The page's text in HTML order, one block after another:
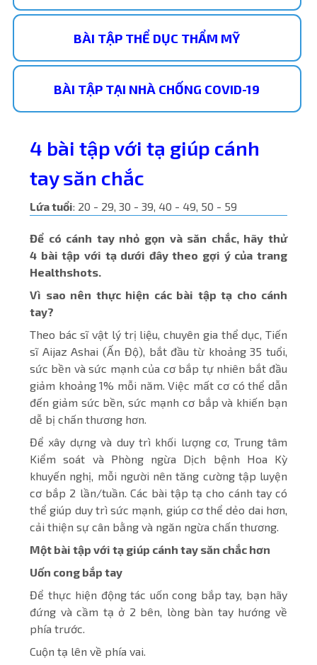
BÀI TẬP THỂ DỤC THẨM MỸ
BÀI TẬP TẠI NHÀ CHỐNG COVID-19
4 bài tập với tạ giúp cánh
tay săn chắc
Lứa tuổi: 20 - 29, 30 - 39, 40 - 49, 50 - 59
Để có cánh tay nhỏ gọn và săn chắc, hãy thử
4 bài tập với tạ dưới đây theo gợi ý của trang
Healthshots.
Vì sao nên thực hiện các bài tập tạ cho cánh
tay?
Theo bác sĩ vật lý trị liệu, chuyên gia thể dục, Tiến
sĩ Aijaz Ashai (Ấn Độ), bắt đầu từ khoảng 35 tuổi,
sức bền và sức mạnh của cơ bắp tự nhiên bắt đầu
giảm khoảng 1% mỗi năm. Việc mất cơ có thể dẫn
đến giảm sức bền, sức mạnh cơ bắp và khiến bạn
dễ bị chấn thương hơn.
Để xây dựng và duy trì khối lượng cơ, Trung tâm
Kiểm soát và Phòng ngừa Dịch bệnh Hoa Kỳ
khuyến nghị, mỗi người nên tăng cường tập luyện
cơ bắp 2 lần/tuần. Các bài tập tạ cho cánh tay có
thể giúp duy trì sức mạnh, giúp cơ thể dẻo dai hơn,
cải thiện sự cân bằng và ngăn ngừa chấn thương.
Một bài tập với tạ giúp cánh tay săn chắc hơn
Uốn cong bắp tay
Để thực hiện động tác uốn cong bắp tay, bạn hãy
đứng và cầm tạ ở 2 bên, lòng bàn tay hướng về
phía trước.
Cuộn tạ lên về phía vai.